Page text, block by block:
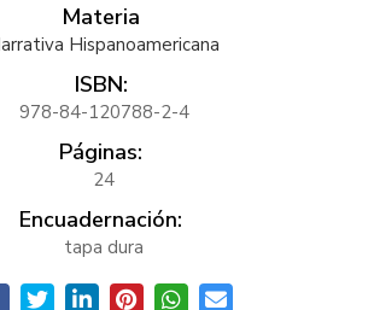
Materia
Hispanoamericana
ISBN:
978-84-120788-2-4
Páginas:
24
Encuadernación:
tapa dura